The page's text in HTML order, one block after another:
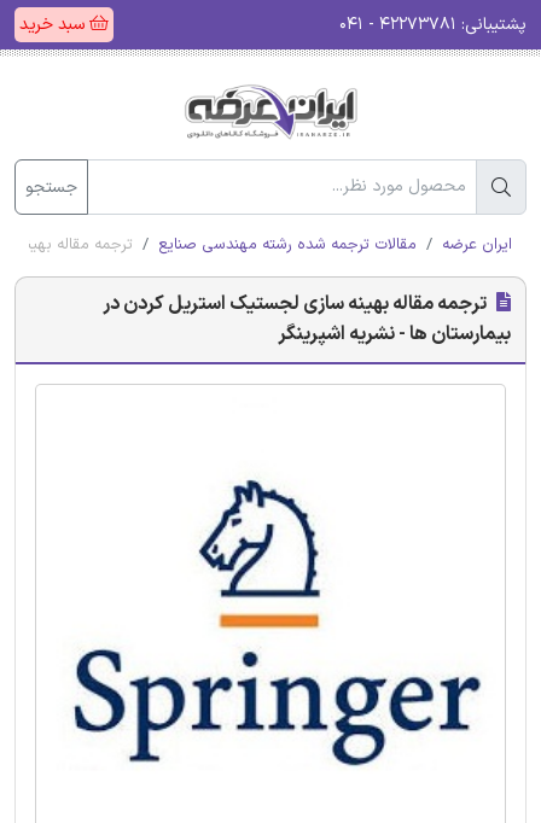
پشتیبانی: سبد خرید
جستجو
ایران عرضه مقالات ترجمه شده رشته مهندسی صنایع ترجمه مقاله بهینه
ترجمه مقاله بهینه سازی لجستیک استریل کردن در
بیمارستان ها - نشریه اشپرینگر